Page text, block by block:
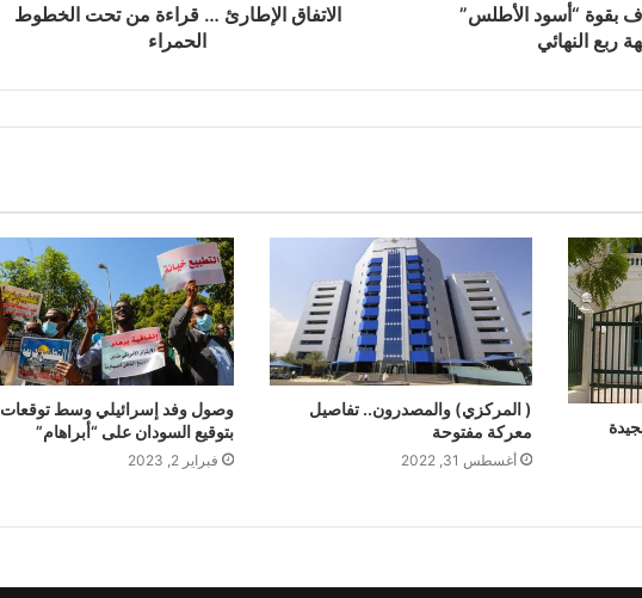
بقوة “أسود الأطلس”
ربع النهائي
الاتفاق الإطارئ … قراءة من تحت الخطوط
الحمراء
( المركزي) والمصدرون.. تفاصيل
معركة مفتوحة
أغسطس 31, 2022
وصول وفد إسرائيلي وسط توقعات
بتوقيع السودان على “أبراهام”
فبراير 2, 2023